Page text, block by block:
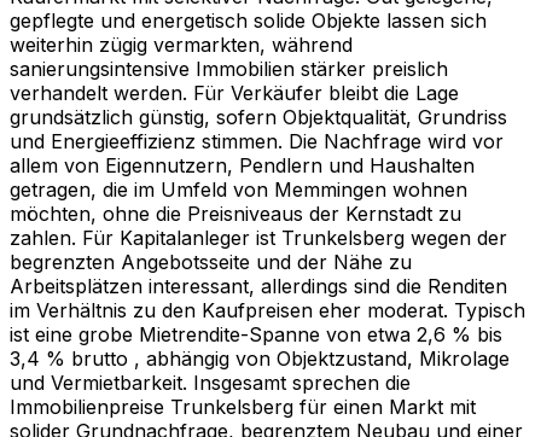
gepflegte und energetisch solide Objekte lassen sich
weiterhin zügig vermarkten, während
sanierungsintensive Immobilien stärker preislich
verhandelt werden. Für Verkäufer bleibt die Lage
grundsätzlich günstig, sofern Objektqualität, Grundriss
und Energieeffizienz stimmen. Die Nachfrage wird vor
allem von Eigennutzern, Pendlern und Haushalten
getragen, die im Umfeld von Memmingen wohnen
möchten, ohne die Preisniveaus der Kernstadt zu
zahlen. Für Kapitalanleger ist Trunkelsberg wegen der
begrenzten Angebotsseite und der Nähe zu
Arbeitsplätzen interessant, allerdings sind die Renditen
im Verhältnis zu den Kaufpreisen eher moderat. Typisch
ist eine grobe Mietrendite-Spanne von etwa 2,6 % bis
3,4 % brutto , abhängig von Objektzustand, Mikrolage
und Vermietbarkeit. Insgesamt sprechen die
Immobilienpreise Trunkelsberg für einen Markt mit
solider Grundnachfrage, begrenztem Neubau und einer